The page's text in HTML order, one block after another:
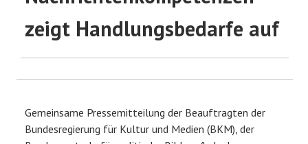
zeigt Handlungsbedarfe auf
Gemeinsame Pressemitteilung der Beauftragten der
Bundesregierung für Kultur und Medien (BKM), der